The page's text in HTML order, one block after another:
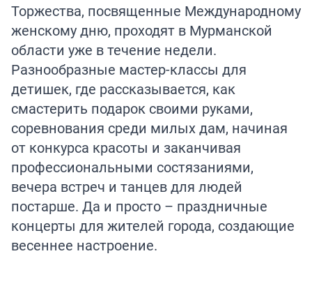
Торжества, посвященные Международному
женскому дню, проходят в Мурманской
области уже в течение недели.
Разнообразные мастер-классы для
детишек, где рассказывается, как
смастерить подарок своими руками,
соревнования среди милых дам, начиная
от конкурса красоты и заканчивая
профессиональными состязаниями,
вечера встреч и танцев для людей
постарше. Да и просто – праздничные
концерты для жителей города, создающие
весеннее настроение.